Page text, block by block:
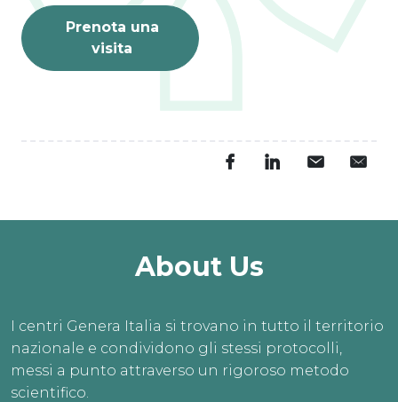
Prenota una
visita
About Us
I centri Genera Italia si trovano in tutto il territorio
nazionale e condividono gli stessi protocolli,
messi a punto attraverso un rigoroso metodo
scientifico.